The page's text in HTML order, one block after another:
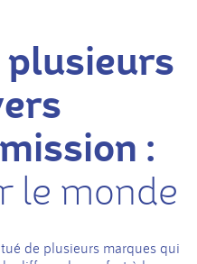
plusieurs
:
le monde
de plusieurs marques qui